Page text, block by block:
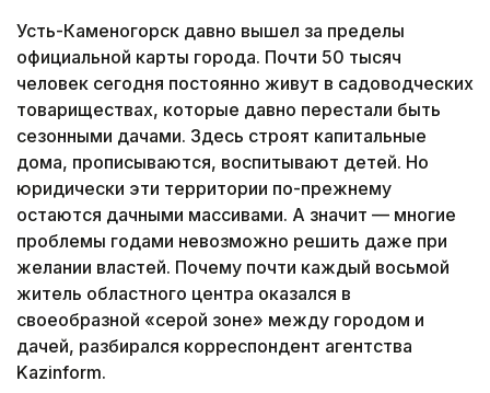
Усть-Каменогорск давно вышел за пределы
официальной карты города. Почти 50 тысяч
человек сегодня постоянно живут в садоводческих
товариществах, которые давно перестали быть
сезонными дачами. Здесь строят капитальные
дома, прописываются, воспитывают детей. Но
юридически эти территории по-прежнему
остаются дачными массивами. А значит — многие
проблемы годами невозможно решить даже при
желании властей. Почему почти каждый восьмой
житель областного центра оказался в
своеобразной «серой зоне» между городом и
дачей, разбирался корреспондент агентства
Kazinform.